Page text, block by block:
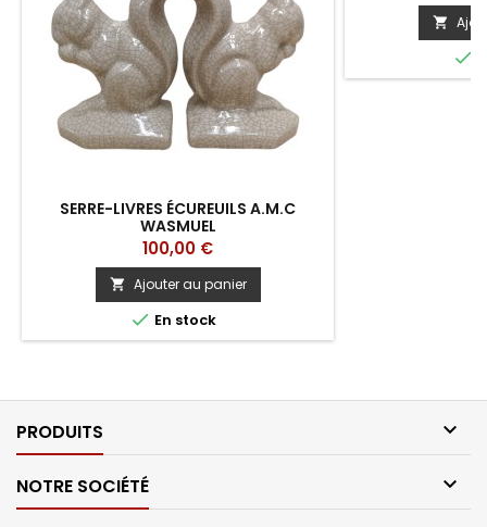
SERRE-LIVRES ÉCUREUILS A.M.C
WASMUEL
Prix
100,00 €
 Ajouter au panier
 En stock


PRODUITS 
NOTRE SOCIÉTÉ 